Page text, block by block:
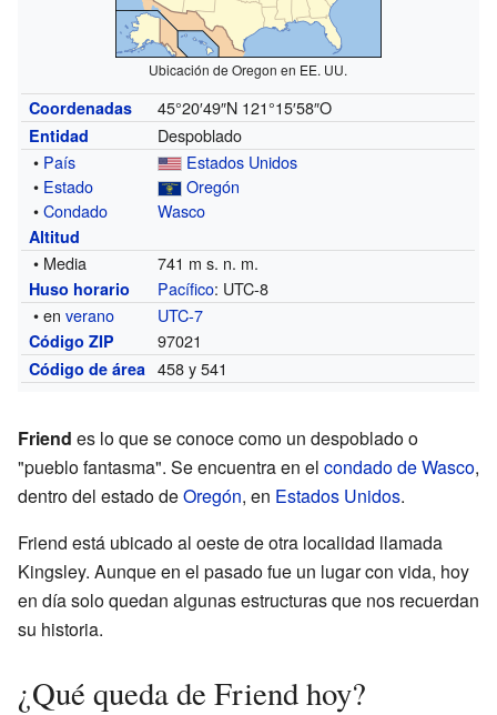
Ubicación de Oregon en EE. UU.
Coordenadas 45°20′49″N 121°15′58″O
Entidad
Despoblado
• País
Estados Unidos
• Estado
Oregón
•Condado Wasco
Altitud
• Media 741 m s. n. m.
Huso horario Pacífico: UTC-8
• enverano UTC-7
Código ZIP 97021
Código de área 458 y 541
Friend es lo que se conoce como un despoblado o
"pueblo fantasma". Se encuentra en el condado de Wasco,
dentro del estado deOregón, en Estados Unidos.
Friend está ubicado al oeste de otra localidad llamada
Kingsley. Aunque en el pasado fue un lugar con vida, hoy
en día solo quedan algunas estructuras que nos recuerdan
su historia.
¿Qué queda de Friend hoy?